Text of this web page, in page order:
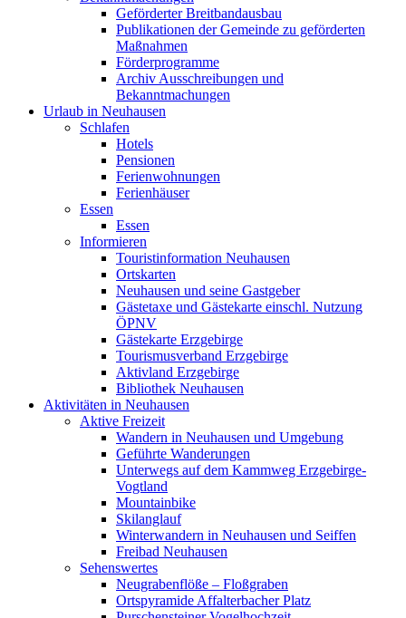
Geförderter Breitbandausbau
Publikationen der Gemeinde zu geförderten
Maßnahmen
Förderprogramme
Archiv Ausschreibungen und
Bekanntmachungen
Urlaub in Neuhausen
Schlafen
Hotels
Pensionen
Ferienwohnungen
Ferienhäuser
Essen
Essen
Informieren
Touristinformation Neuhausen
Ortskarten
Neuhausen und seine Gastgeber
Gästetaxe und Gästekarte einschl. Nutzung
ÖPNV
Gästekarte Erzgebirge
Tourismusverband Erzgebirge
Aktivland Erzgebirge
Bibliothek Neuhausen
Aktivitäten in Neuhausen
Aktive Freizeit
Wandern in Neuhausen und Umgebung
Geführte Wanderungen
Unterwegs auf dem Kammweg Erzgebirge-
Vogtland
Mountainbike
Skilanglauf
Winterwandern in Neuhausen und Seiffen
Freibad Neuhausen
Sehenswertes
Neugrabenflöße – Floßgraben
Ortspyramide Affalterbacher Platz